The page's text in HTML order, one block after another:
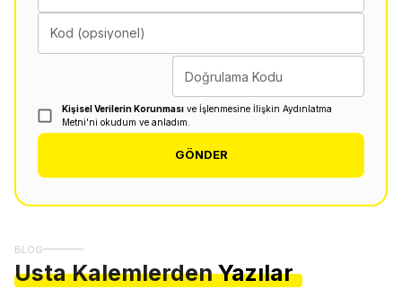
Kod (opsiyonel)
Doğrulama Kodu
Kişisel Verilerin Korunması ve İşlenmesine İlişkin Aydınlatma
Metni'ni okudum ve anladım.
GÖNDER
BLOG
Usta Kalemlerden Yazılar